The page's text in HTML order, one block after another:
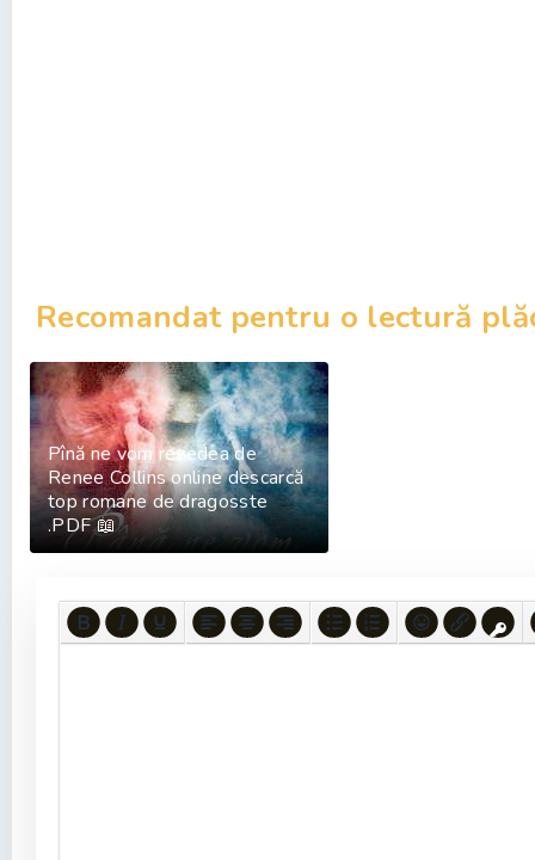
Recomandat pentru o lectură
Pînă ne vom revedea de
Renee Collins online descarcă
top romane de dragosste
.PDF 📖